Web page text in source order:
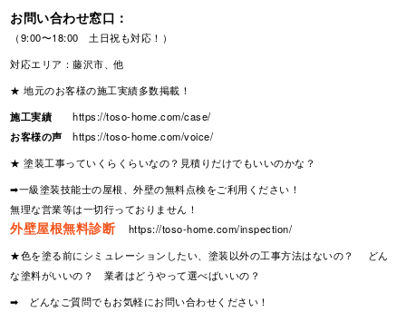
お問い合わせ窓口：
（9:00〜18:00 土日祝も対応！）
対応エリア：藤沢市、他
★ 地元のお客様の施工実績多数掲載！
施工実績
https://toso-home.com/case/
お客様の声
https://toso-home.com/voice/
★ 塗装工事っていくらくらいなの？見積りだけでもいいのかな？
➡一級塗装技能士の屋根、外壁の無料点検をご利用ください！
無理な営業等は一切行っておりません！
外壁屋根無料診断
https://toso-home.com/inspection/
★色を塗る前にシミュレーションしたい、塗装以外の工事方法はないの？ どん
な塗料がいいの？ 業者はどうやって選べばいいの？
➡ どんなご質問でもお気軽にお問い合わせください！